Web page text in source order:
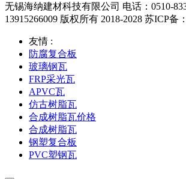
无锡海纳建材科技有限公司 电话：0510-
13915266009 版权所有 2018-2028 苏ICP备
友情 :
防腐复合板
玻璃钢瓦
FRP采光瓦
APVC瓦
仿古树脂瓦
合成树脂瓦价格
合成树脂瓦
钢塑复合板
PVC塑钢瓦